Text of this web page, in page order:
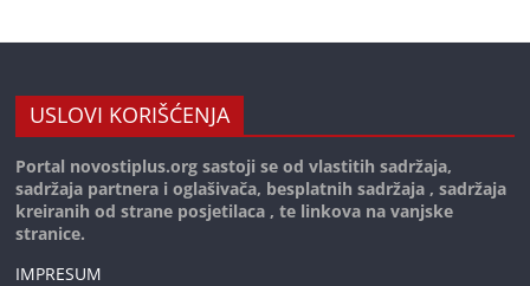
USLOVI KORIŠĆENJA
Portal novostiplus.org sastoji se od vlastitih sadržaja,
sadržaja partnera i oglašivača, besplatnih sadržaja , sadržaja
kreiranih od strane posjetilaca , te linkova na vanjske
stranice.
IMPRESUM